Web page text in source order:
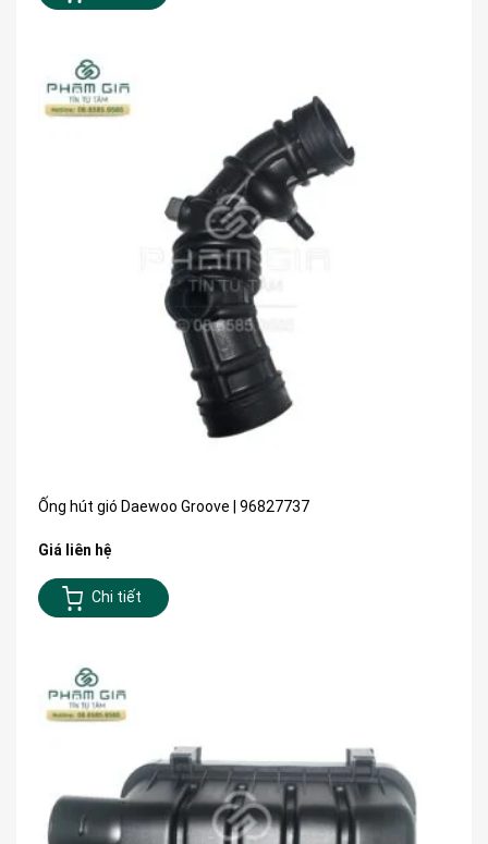
Ống hút gió Daewoo Groove | 96827737
Giá liên hệ
Chi tiết